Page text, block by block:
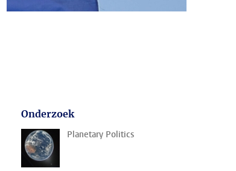
Onderzoek
Planetary Politics